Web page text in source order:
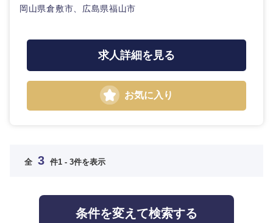
大分県
海外
岡山県倉敷市、広島県福山市
求人詳細を見る
お気に入り
全 3 件1 - 3件を表示
条件を変えて検索する